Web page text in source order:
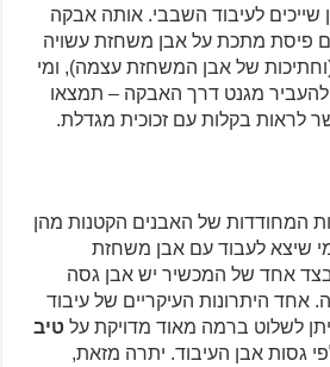
שייכים לעיבוד השבבי. אותה אבקה
פיסת מתכת על אבן משחזת עשויה
של אבן המשחזת עצמה), ומי
להעביר מגנט דרך האבקה – תמצאו
בקלות עם זכוכית מגדלת.
המחודדות של האבנים הקטנות מהן
שיצא לעבוד עם אבן משחזת
אחד של המכשיר יש אבן גסה
אחד היתרונות העיקריים של עיבוד
לשלוט ברמה מאוד מדויקת עלטיב
גסות אבן העיבוד. יתרה מזאת,